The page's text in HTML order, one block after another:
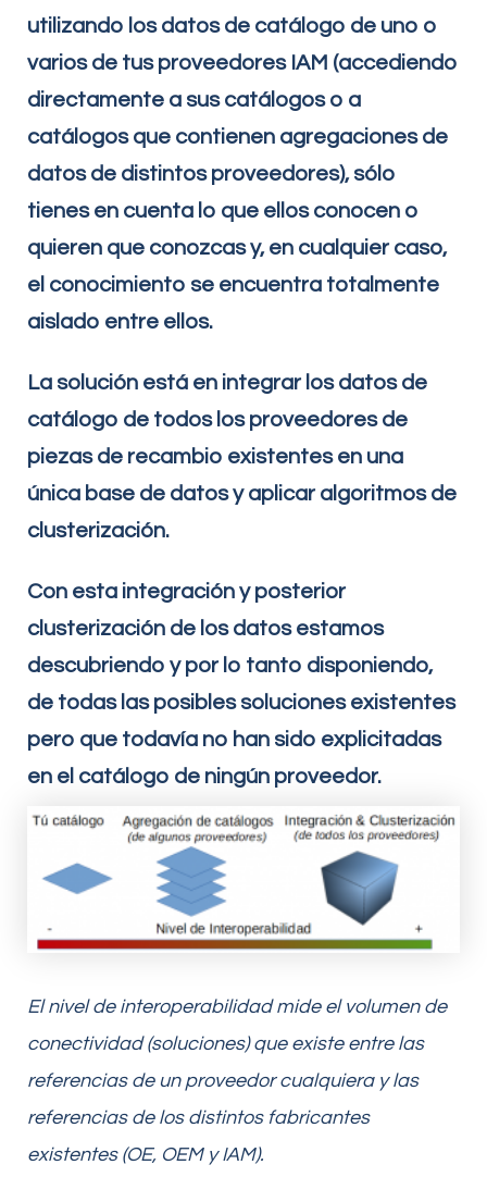
utilizando los datos de catálogo de uno o
varios de tus proveedores IAM (accediendo
directamente a sus catálogos o a
catálogos que contienen agregaciones de
datos de distintos proveedores), sólo
tienes en cuenta lo que ellos conocen o
quieren que conozcas y, en cualquier caso,
el conocimiento se encuentra totalmente
aislado entre ellos.
La solución está en integrar los datos de
catálogo de todos los proveedores de
piezas de recambio existentes en una
única base de datos y aplicar algoritmos de
clusterización.
Con esta integración y posterior
clusterización de los datos estamos
descubriendo y por lo tanto disponiendo,
de todas las posibles soluciones existentes
pero que todavía no han sido explicitadas
en el catálogo de ningún proveedor.
El nivel de interoperabilidad mide el volumen de
conectividad (soluciones) que existe entre las
referencias de un proveedor cualquiera y las
referencias de los distintos fabricantes
existentes (OE, OEM y IAM).